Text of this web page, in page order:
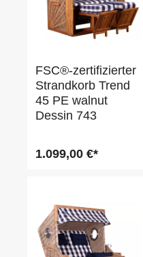
FSC®-zertifizierter
Strandkorb Trend
45 PE walnut
Dessin 743
1.099,00 €*